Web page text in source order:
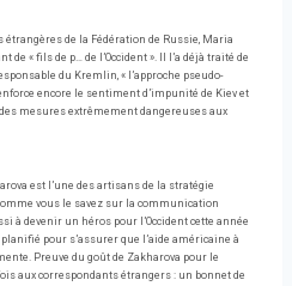
de la Fédération de Russie, Maria
« fils de p… de l’Occident ». Il l’a déjà traité de
du Kremlin, « l’approche pseudo-
encore le sentiment d’impunité de Kiev et
mesures extrêmement dangereuses aux
est l’une des artisans de la stratégie
vous le savez sur la communication
à devenir un héros pour l’Occident cette année
pour s’assurer que l’aide américaine à
Preuve du goût de Zakharova pour le
aux correspondants étrangers : un bonnet de